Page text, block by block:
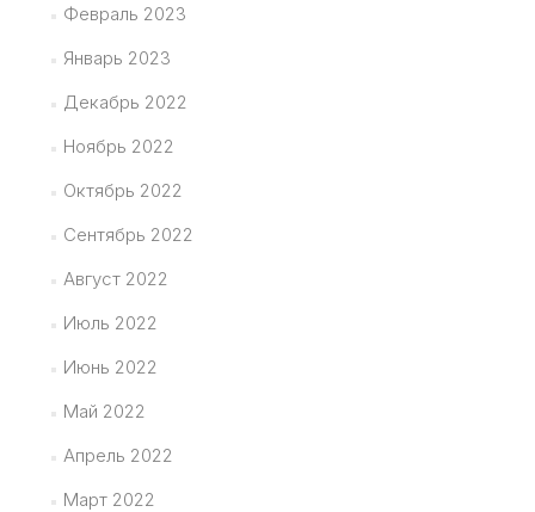
Февраль 2023
Январь 2023
Декабрь 2022
Ноябрь 2022
Октябрь 2022
Сентябрь 2022
Август 2022
Июль 2022
Июнь 2022
Май 2022
Апрель 2022
Март 2022